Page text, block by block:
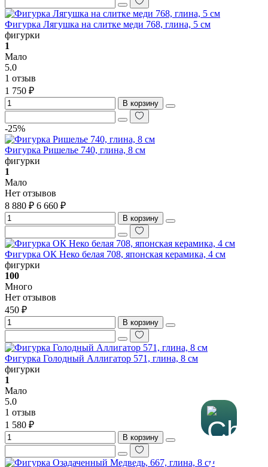
Фигурка Лягушка на слитке меди 768, глина, 5 см
фигурки
1
Мало
5.0
1 отзыв
1 750 ₽
В корзину
-25%
Фигурка Ришелье 740, глина, 8 см
фигурки
1
Мало
Нет отзывов
8 880 ₽ 6 660 ₽
В корзину
Фигурка ОК Неко белая 708, японская керамика, 4 см
фигурки
100
Много
Нет отзывов
450 ₽
В корзину
Фигурка Голодный Аллигатор 571, глина, 8 см
фигурки
1
Мало
5.0
1 отзыв
1 580 ₽
В корзину